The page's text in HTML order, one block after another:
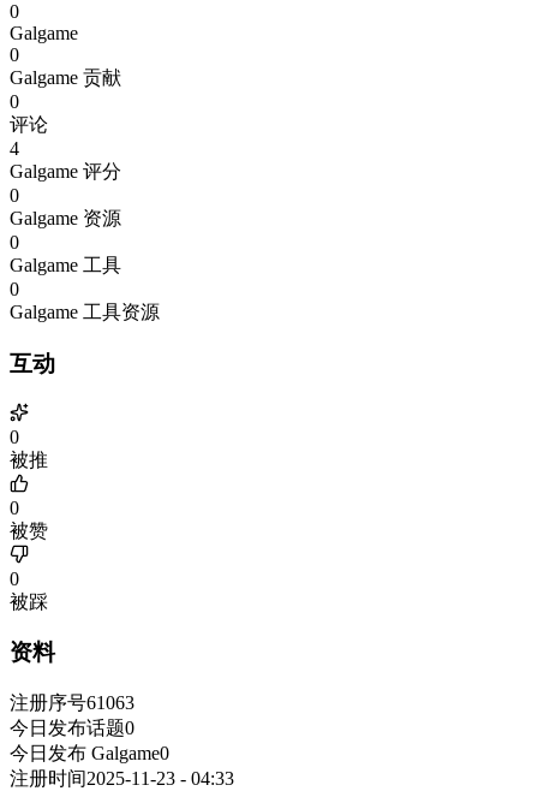
0
Galgame
0
Galgame 贡献
0
评论
4
Galgame 评分
0
Galgame 资源
0
Galgame 工具
0
Galgame 工具资源
互动
0
被推
0
被赞
0
被踩
资料
注册序号61063
今日发布话题0
今日发布 Galgame0
注册时间2025-11-23 - 04:33